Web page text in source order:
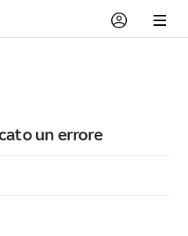
un errore